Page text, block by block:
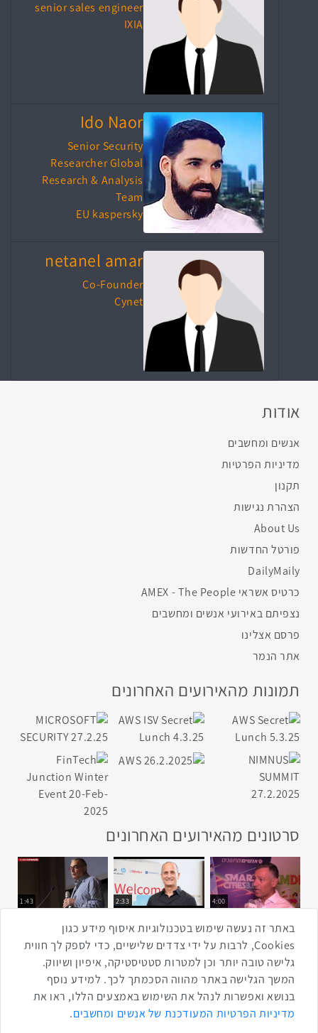
senior sales engineer
IXIA
Ido Naor
Senior Security
Researcher Global
Research & Analysis
Team
EU kaspersky
netanel amar
Co-Founder
Cynet
אודות
אנשים ומחשבים
מדיניות הפרטיות
תקנון
הצהרת נגישות
About Us
פורטל החדשות
DailyMaily
כרטיס אשראי AMEX - The People
נצפיתם באירועי אנשים ומחשבים
פרסם אצלינו
אתר הנמר
תמונות מהאירועים האחרונים
סרטונים מהאירועים האחרונים
4:00
2:33
1:43
3:52
כנס RPA
1:14
כנס בינת יערות הכרמל
כנס F5
שתפו ברשת
באתר זה נעשה שימוש בטכנולוגיות איסוף מידע כגון
Cookies, לרבות על ידי צדדים שלישיים, כדי לספק לך חווית
גלישה טובה יותר וכן למטרות סטטיסטיקה, איפיון ושיווק.
המשך הגלישה באתר מהווה הסכמתך לכך. למידע נוסף
בנושא ואפשרות לנהל את השימוש באמצעים הללו, ראו את
מדיניות הפרטיות המעודכנת של אנשים ומחשבים.